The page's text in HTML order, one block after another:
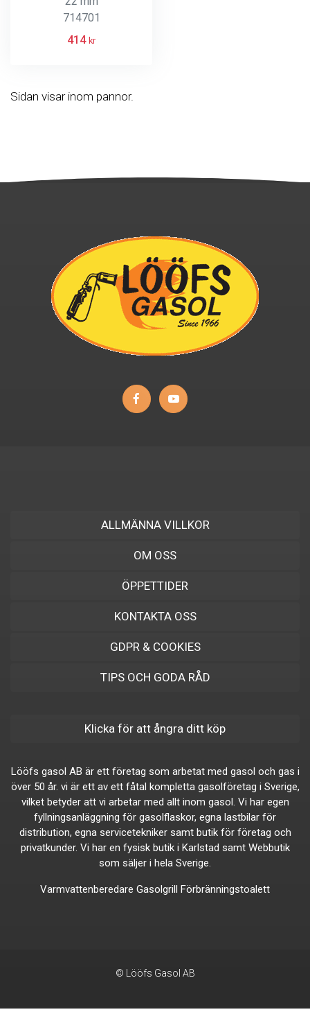
714701
414 kr
Sidan visar inom pannor.
ALLMÄNNA VILLKOR
OM OSS
ÖPPETTIDER
KONTAKTA OSS
GDPR & COOKIES
TIPS OCH GODA RÅD
Klicka för att ångra ditt köp
Lööfs gasol AB är ett företag som arbetat med gasol och gas i
över 50 år. vi är ett av ett fåtal kompletta gasolföretag i Sverige,
vilket betyder att vi arbetar med allt inom gasol. Vi har egen
fyllningsanläggning för gasolflaskor, egna lastbilar för
distribution, egna servicetekniker samt butik för företag och
privatkunder. Vi har en fysisk butik i Karlstad samt Webbutik
som säljer i hela Sverige.
Varmvattenberedare Gasolgrill Förbränningstoalett
© Lööfs Gasol AB